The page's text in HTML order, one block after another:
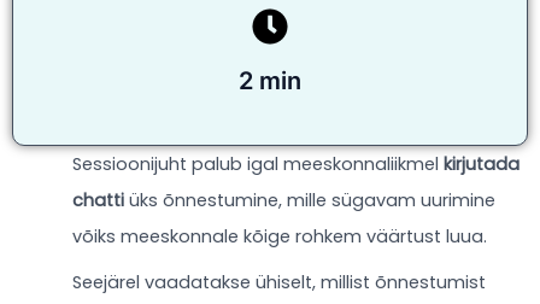
2 min
Sessioonijuht palub igal meeskonnaliikmel kirjutada
chatti üks õnnestumine, mille sügavam uurimine
võiks meeskonnale kõige rohkem väärtust luua.
Seejärel vaadatakse ühiselt, millist õnnestumist